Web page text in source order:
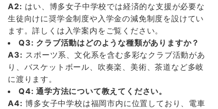
A2: はい、博多女子中学校では経済的な支援が必要な
生徒向けに奨学金制度や入学金の減免制度を設けてい
ます。詳しくは入学案内をご覧ください。
Q3: クラブ活動はどのような種類がありますか？
A3: スポーツ系、文化系を含む多彩なクラブ活動があ
り、バスケットボール、吹奏楽、美術、茶道など多岐
に渡ります。
Q4: 通学方法について教えてください。
A4: 博多女子中学校は福岡市内に位置しており、電車